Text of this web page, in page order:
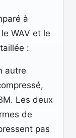
à
WAV et le
:
autre
Les deux
de
pas